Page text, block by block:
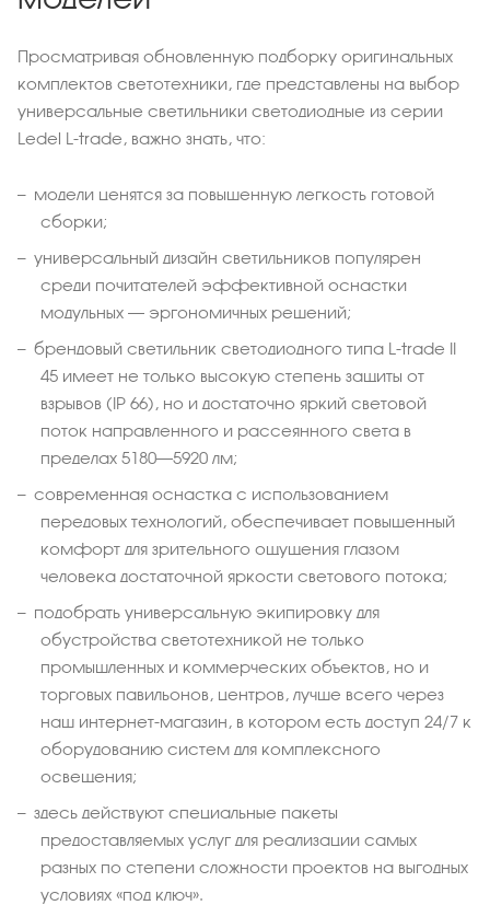
Просматривая обновленную подборку оригинальных
комплектов светотехники, где представлены на выбор
универсальные светильники светодиодные из серии
Ledel L-trade, важно знать, что:
модели ценятся за повышенную легкость готовой
сборки;
универсальный дизайн светильников популярен
среди почитателей эффективной оснастки
модульных – эргономичных решений;
брендовый светильник светодиодного типа L-trade II
45 имеет не только высокую степень защиты от
взрывов (IP 66), но и достаточно яркий световой
поток направленного и рассеянного света в
пределах 5180–5920 лм;
современная оснастка с использованием
передовых технологий, обеспечивает повышенный
комфорт для зрительного ощущения глазом
человека достаточной яркости светового потока;
подобрать универсальную экипировку для
обустройства светотехникой не только
промышленных и коммерческих объектов, но и
торговых павильонов, центров, лучше всего через
наш интернет-магазин, в котором есть доступ 24/7 к
оборудованию систем для комплексного
освещения;
здесь действуют специальные пакеты
предоставляемых услуг для реализации самых
разных по степени сложности проектов на выгодных
условиях «под ключ».